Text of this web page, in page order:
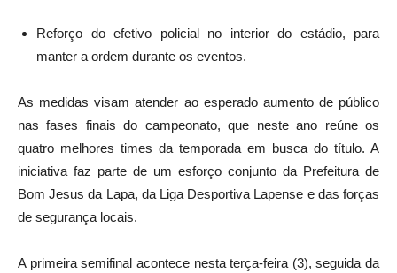
Reforço do efetivo policial no interior do estádio, para
manter a ordem durante os eventos.
As medidas visam atender ao esperado aumento de público
nas fases finais do campeonato, que neste ano reúne os
quatro melhores times da temporada em busca do título. A
iniciativa faz parte de um esforço conjunto da Prefeitura de
Bom Jesus da Lapa, da Liga Desportiva Lapense e das forças
de segurança locais.
A primeira semifinal acontece nesta terça-feira (3), seguida da